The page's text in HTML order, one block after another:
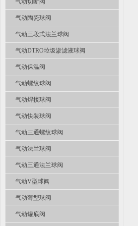
气动切断阀
气动陶瓷球阀
气动三段式法兰球阀
气动DTRO垃圾渗滤液球阀
气动保温阀
气动螺纹球阀
气动焊接球阀
气动快装球阀
气动三通螺纹球阀
气动法兰球阀
气动三通法兰球阀
气动V型球阀
气动薄型球阀
气动罐底阀